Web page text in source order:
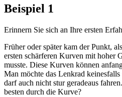
Beispiel 1
Erinnern Sie sich an Ihre ersten
Früher oder später kam der Punkt,
ersten schärferen Kurven mit hoher
musste. Diese Kurven können
Man möchte das Lenkrad
darf auch nicht stur geradeaus
besten durch die Kurve?